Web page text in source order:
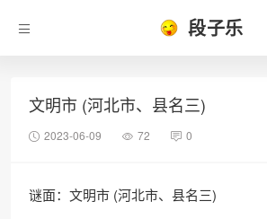
段子乐
文明市 (河北市、县名三)
2023-06-09 72 0
谜面：文明市 (河北市、县名三)